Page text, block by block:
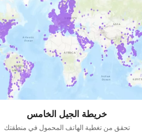
خريطة الجيل الخامس
تحقق من تغطية الهاتف المحمول في منطقتك